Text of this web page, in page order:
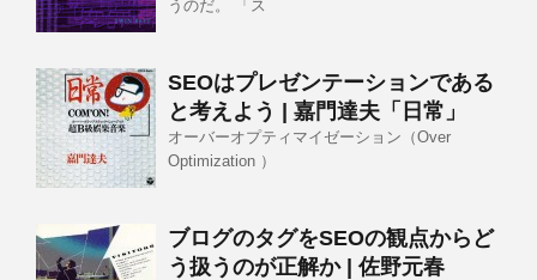
うのだ。 「ス
SEOはプレゼンテーションである
と考えよう | 嘉門達夫「日常」
オーバーオプティマイゼーション（Over
Optimization ）
ブログのタグをSEOの観点からど
う扱うのが正解か | 佐野元春